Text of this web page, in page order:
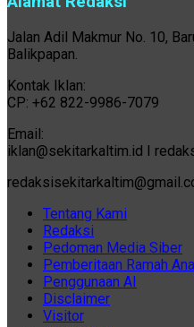
Jalan Adil Makmur No. 10,
Balikpapan.
Kontak Iklan:
CP: +62 822-9986-7079
Email:
iklan@sekitarkaltim.id I
Tentang Kami
Redaksi
Pedoman Media Siber
Pemberitaan Ramah
Penggunaan AI
Disclaimer
Visitor